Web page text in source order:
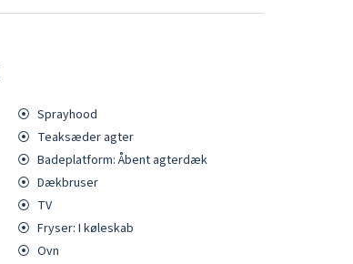
⦿ Sprayhood
⦿ Teaksæder agter
⦿ Badeplatform: Åbent agterdæk
⦿ Dækbruser
⦿ TV
⦿ Fryser: I køleskab
⦿ Ovn